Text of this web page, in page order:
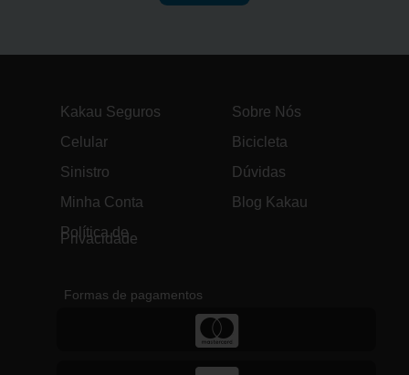
Kakau Seguros
Celular
Sinistro
Minha Conta
Política de
Privacidade
Sobre Nós
Bicicleta
Dúvidas
Blog Kakau
Formas de pagamentos